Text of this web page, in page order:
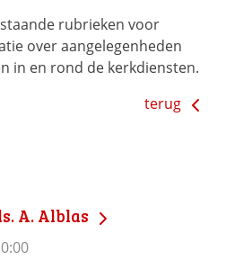
rubrieken voor
over aangelegenheden
in en rond de kerkdiensten.
terug
A. Alblas